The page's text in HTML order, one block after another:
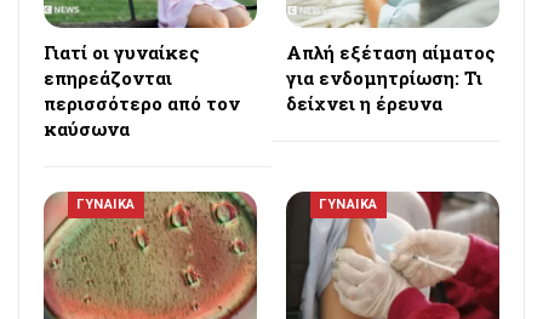
Γιατί οι γυναίκες
επηρεάζονται
περισσότερο από τον
καύσωνα
Απλή εξέταση αίματος
για ενδομητρίωση: Τι
δείχνει η έρευνα
ΓΥΝΑΙΚΑ ΓΥΝΑΙΚΑ